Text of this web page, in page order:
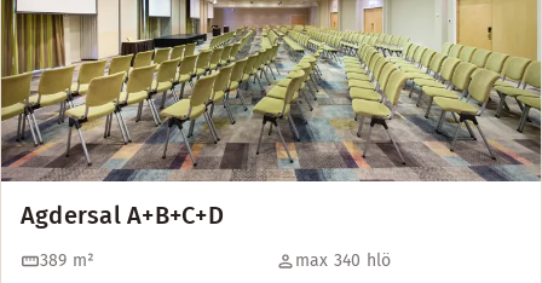
Agdersal A+B+C+D
389 m² max 340 hlö